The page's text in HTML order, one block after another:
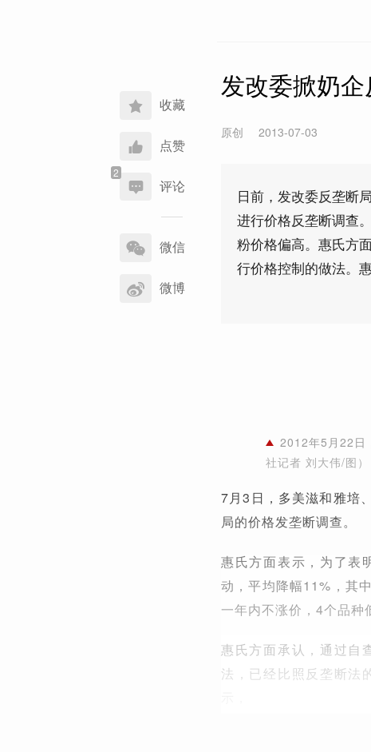
收藏
点赞
评论
享
到
微信
微博
发改委掀奶
原创 2013-07-03
日前，发改委反垄断
进行价格反垄断调查
粉价格偏高。惠氏方
行价格控制的做法。
2012年5月22日
社记者 刘大伟/图）
7月3日，多美滋和雅培
局的价格发垄断调查。
惠氏方面表示，为了表
动，平均降幅11%，其
一年内不涨价，4个品种
惠氏方面承认，通过自
法，已经比照反垄断法